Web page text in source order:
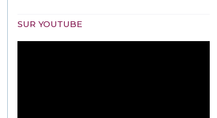
SUR YOUTUBE